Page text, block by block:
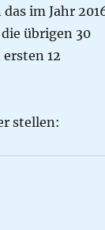
im Jahr
übrigen 30
12
stellen: